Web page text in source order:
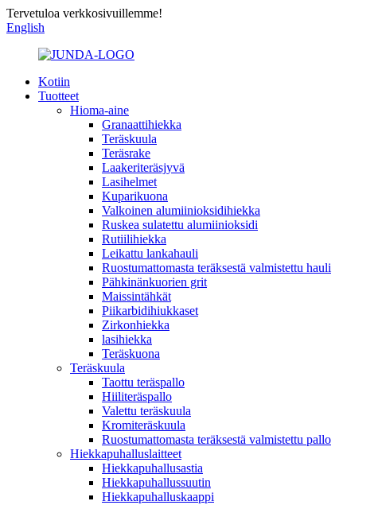
Tervetuloa verkkosivuillemme!
English
Kotiin
Tuotteet
Hioma-aine
Granaattihiekka
Teräskuula
Teräsrake
Laakeriteräsjyvä
Lasihelmet
Kuparikuona
Valkoinen alumiinioksidihiekka
Ruskea sulatettu alumiinioksidi
Rutiilihiekka
Leikattu lankahauli
Ruostumattomasta teräksestä valmistettu hauli
Pähkinänkuorien grit
Maissintähkät
Piikarbidihiukkaset
Zirkonhiekka
lasihiekka
Teräskuona
Teräskuula
Taottu teräspallo
Hiiliteräspallo
Valettu teräskuula
Kromiteräskuula
Ruostumattomasta teräksestä valmistettu pallo
Hiekkapuhalluslaitteet
Hiekkapuhallusastia
Hiekkapuhallussuutin
Hiekkapuhalluskaappi